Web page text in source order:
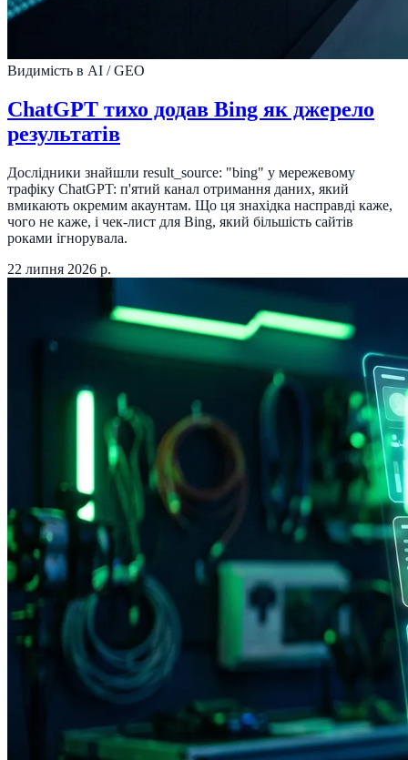
Видимість в AI / GEO
ChatGPT тихо додав Bing як джерело
результатів
Дослідники знайшли result_source: "bing" у мережевому
трафіку ChatGPT: п'ятий канал отримання даних, який
вмикають окремим акаунтам. Що ця знахідка насправді каже,
чого не каже, і чек-лист для Bing, який більшість сайтів
роками ігнорувала.
22 липня 2026 р.